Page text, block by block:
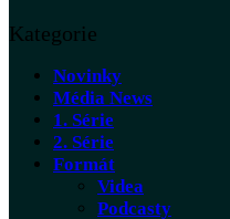
Kategorie
Novinky
Média News
1. Série
2. Série
Formát
Videa
Podcasty